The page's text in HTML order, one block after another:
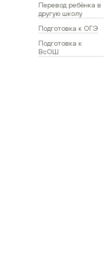
Перевод ребёнка в
другую школу
Подготовка к ОГЭ
Подготовка к
ВсОШ